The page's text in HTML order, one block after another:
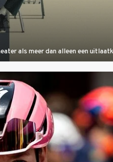
als meer dan alleen een